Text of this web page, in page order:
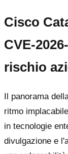
Cisco
CVE-
rischio
Il panorama
ritmo
in tecnologie
divulgazione e